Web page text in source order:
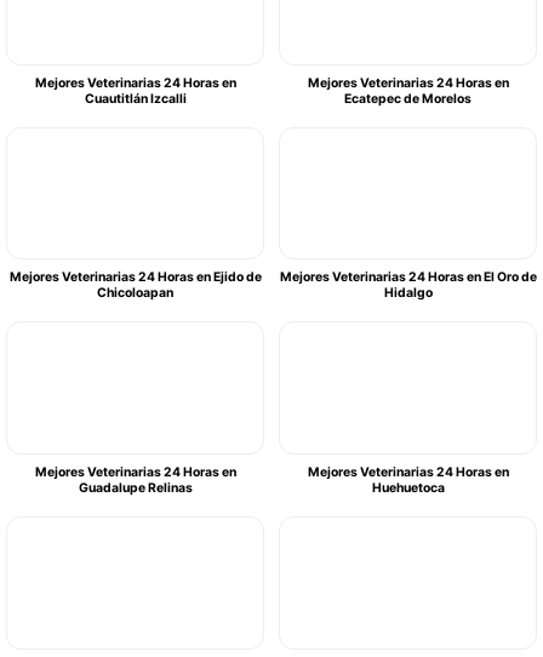
Mejores Veterinarias 24 Horas en
Cuautitlán Izcalli
Mejores Veterinarias 24 Horas en
Ecatepec de Morelos
Mejores Veterinarias 24 Horas en Ejido de
Chicoloapan
Mejores Veterinarias 24 Horas en El Oro de
Hidalgo
Mejores Veterinarias 24 Horas en
Guadalupe Relinas
Mejores Veterinarias 24 Horas en
Huehuetoca